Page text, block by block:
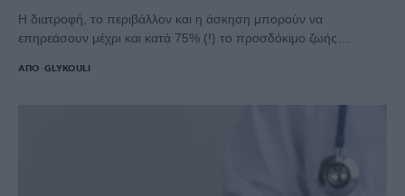
Η διατροφή, το περιβάλλον και η άσκηση μπορούν να
επηρεάσουν μέχρι και κατά 75% (!) το προσδόκιμο ζωής…
ΑΠΌ GLYKOULI